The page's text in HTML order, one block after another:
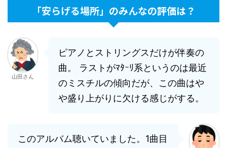
「安らげる場所」のみんなの評価は？
山田さん
ピアノとストリングスだけが伴奏の
曲。 ラストがﾏﾀｰﾘ系というのは最近
のミスチルの傾向だが、この曲はや
や盛り上がりに欠ける感じがする。
このアルバム聴いていました。1曲目